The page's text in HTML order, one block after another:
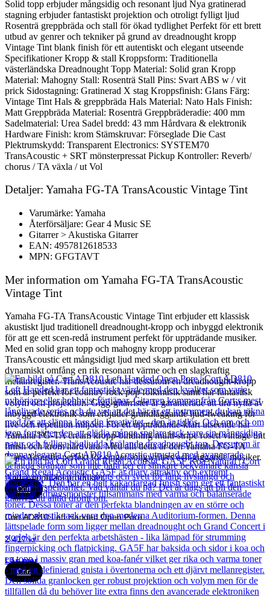
Solid topp erbjuder mångsidig och resonant ljud Nya gratinerad
stagning erbjuder fantastiskt projektion och otroligt fylligt ljud
Rosenträ greppbräda och stall för ökad tydlighet Perfekt för ett brett
utbud av genrer och tekniker på grund av dreadnought kropp
Vintage Tint blank finish för ett autentiskt och elegant utseende
Specifikationer Kropp & stall Kroppsform: Traditionella
västerländska Dreadnought Topp Material: Solid gran Kropp
Material: Mahogny Stall: Rosenträ Stall Pins: Svart ABS w / vit
prick Sidostagning: Gratinerad X stag Kroppsfinish: Glans Färg:
Vintage Tint Hals & greppbräda Hals Material: Nato Hals Finish:
Matt Greppbräda Material: Rosenträ Greppbräderadie: 400 mm
Sadelmaterial: Urea Sadel bredd: 43 mm Hårdvara & elektronik
Hardware Finish: krom Stämskruvar: Förseglade Die Cast
Plektrumskydd: Transparent Electronics: SYSTEM70
TransAcoustic + SRT mönsterpressat Pickup Kontroller: Reverb/
chorus / TA växla / ut Vol
Detaljer: Yamaha FG-TA TransAcoustic Vintage Tint
Varumärke: Yamaha
Återförsäljare: Gear 4 Music SE
Gitarrer > Akustiska Gitarrer
EAN: 4957812618533
MPN: GFGTAVT
Mer information om Yamaha FG-TA TransAcoustic
Vintage Tint
Yamaha FG-TA TransAcoustic Vintage Tint erbjuder ett klassisk
akustiskt ljud traditionell dreadnought-kropp och inbyggd elektronik
för att ge ett scen-redå instrument perfekt för uppträdande musiker.
Med en solid gran topp och mahogny kropp producerar
TransAcoustic ett mångsidigt ljud med skarp artikulation ett brett
dynamiskt omfång en rik resonant värme och en slagkraftig
mellanregister. TransAcoustic har dessutom en dreadnought-kropp
som är perfekt för country rock pop folkmusik samt har fantastisk
volym och projektion. Gigg-gitarrister är garanterade att dra nytta av
inbyggd elektronik som erbjuder grundläggande ljud-tweaking för
live och repetition miljöer. För ett uppträdande-klart utseende har
Yamaha FG-TA cream kropp-bindning multi-stripe rosett vintage tint
finish och krom hårdvara. Med allt detta är den Yamaha FG-TA
TransAcoustic perfekt för singer/songwriters och giggande musiker.
Andra populära produkter
Cort
Cort AD810 Left Handed Open Pore
2 417kr
Läs mer
Cort